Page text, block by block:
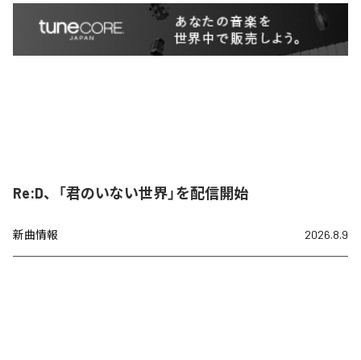
Re:D、「君のいない世界」を配信開始
新曲情報 2026.8.9